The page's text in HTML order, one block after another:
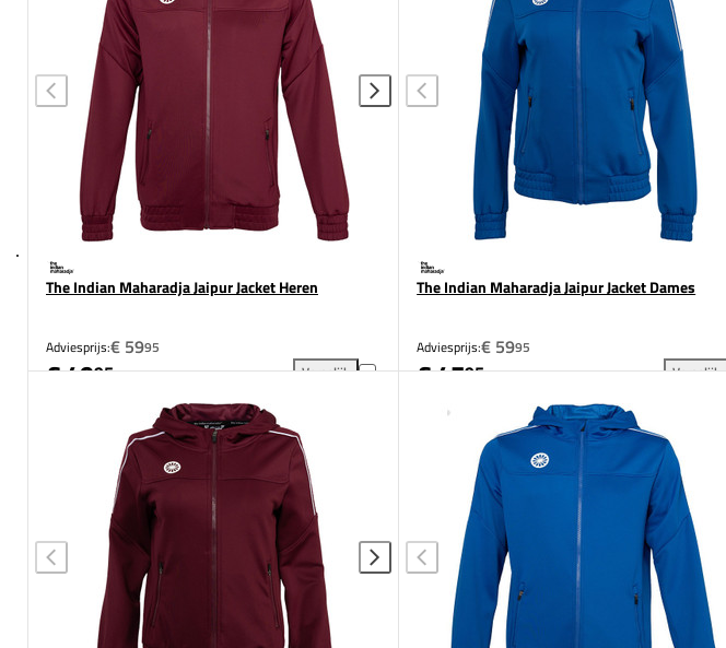
The Indian Maharadja Jaipur Jacket Heren
Adviesprijs:€ 5995
€ 4995
Vergelijk
The Indian Maharadja Jaipur Jacket Dames
Adviesprijs:€ 5995
€ 4795
Vergelijk